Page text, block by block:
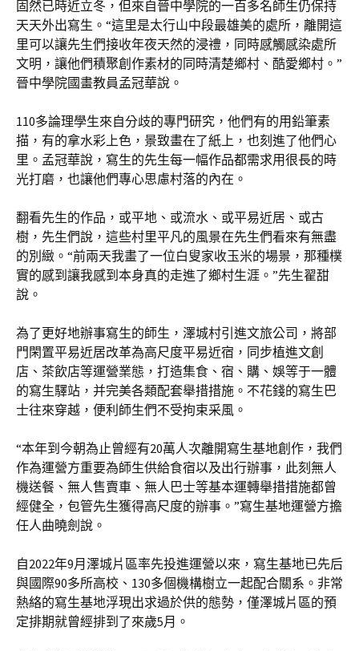
固然已時近立冬，但來自晉中學院的一百多名師生仍保持
天天外出寫生。“這里是太行山中段最雄美的處所，離開這
里可以讓先生們接收年夜天然的浸禮，同時感觸感染處所
文明，讓他們積聚創作素材的同時清楚鄉村、酷愛鄉村。”
晉中學院國畫教員孟冠華說。
110多論理學生來自分歧的專門研究，他們有的用鉛筆素
描，有的拿水彩上色，景致畫在了紙上，也刻進了他們心
里。孟冠華說，寫生的先生每一幅作品都需求用很長的時
光打磨，也讓他們專心思慮村落的內在。
翻看先生的作品，或平地、或流水、或平易近居、或古
樹，先生們說，這些村里平凡的風景在先生們看來有無盡
的別緻。“前兩天我畫了一位白叟家收玉米的場景，那種樸
實的感到讓我感到本身真的走進了鄉村生涯。”先生翟甜
說。
為了更好地辦事寫生的師生，澤城村引進文旅公司，將部
門閑置平易近居改革為高尺度平易近宿，同步植進文創
店、茶飲店等運營業態，打造集食、宿、購、娛等于一體
的寫生驛站，并完美各類配套舉措措施。不花錢的寫生巴
士往來穿越，便利師生們不受拘束采風。
“本年到今朝為止曾經有20萬人次離開寫生基地創作，我們
作為運營方重要為師生供給食宿以及出行辦事，此刻無人
機送餐、無人售賣車、無人巴士等基本運轉舉措措施都曾
經健全，包管先生獲得高尺度的辦事。”寫生基地運營方擔
任人曲曉劍說。
自2022年9月澤城片區率先投進運營以來，寫生基地已先后
與國際90多所高校、130多個機構樹立一起配合關系。非常
熱絡的寫生基地浮現出求過於供的態勢，僅澤城片區的預
定排期就曾經排到了來歲5月。